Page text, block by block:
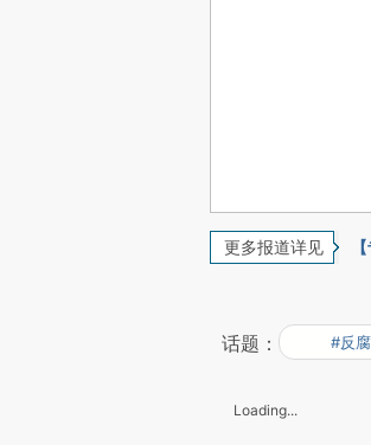
更多报道详见
话题： #反腐
Loading...